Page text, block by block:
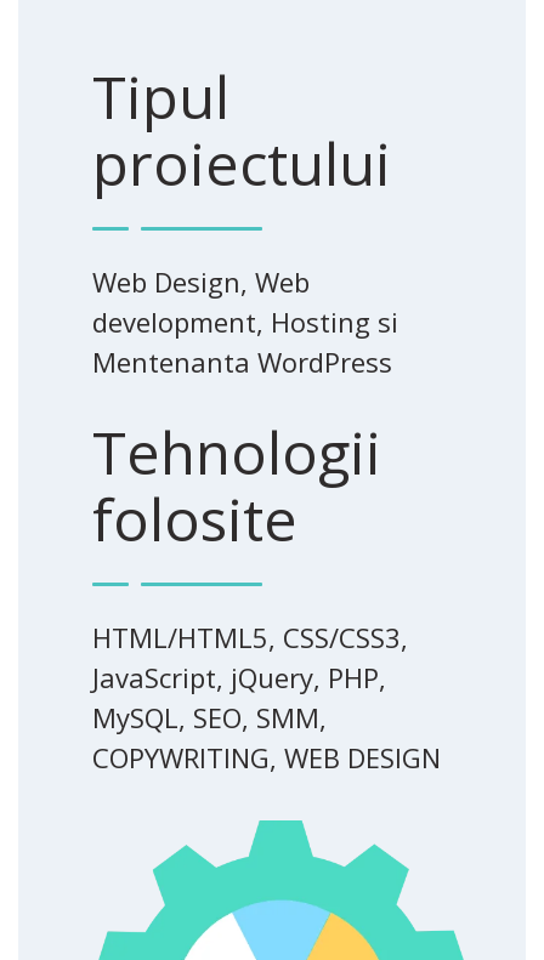
Tipul
proiectului
Web Design, Web
development, Hosting si
Mentenanta WordPress
Tehnologii
folosite
HTML/HTML5, CSS/CSS3,
JavaScript, jQuery, PHP,
MySQL, SEO, SMM,
COPYWRITING, WEB DESIGN